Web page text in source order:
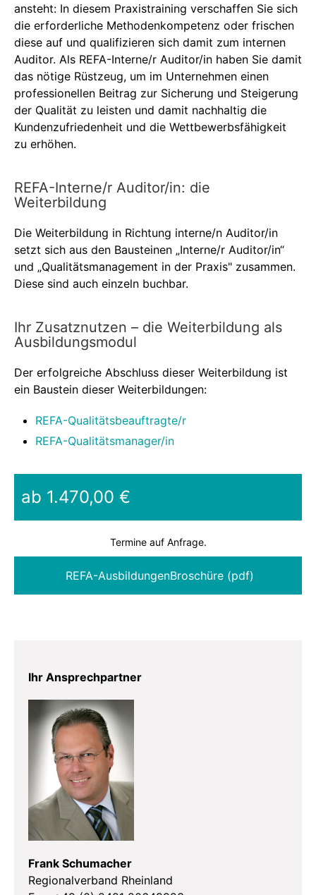
ansteht: In diesem Praxistraining verschaffen Sie sich
die erforderliche Methodenkompetenz oder frischen
diese auf und qualifizieren sich damit zum internen
Auditor. Als REFA-Interne/r Auditor/in haben Sie damit
das nötige Rüstzeug, um im Unternehmen einen
professionellen Beitrag zur Sicherung und Steigerung
der Qualität zu leisten und damit nachhaltig die
Kundenzufriedenheit und die Wettbewerbsfähigkeit
zu erhöhen.
REFA-Interne/r Auditor/in: die
Weiterbildung
Die Weiterbildung in Richtung interne/n Auditor/in
setzt sich aus den Bausteinen „Interne/r Auditor/in“
und „Qualitätsmanagement in der Praxis" zusammen.
Diese sind auch einzeln buchbar.
Ihr Zusatznutzen – die Weiterbildung als
Ausbildungsmodul
Der erfolgreiche Abschluss dieser Weiterbildung ist
ein Baustein dieser Weiterbildungen:
REFA-Qualitätsbeauftragte/r
REFA-Qualitätsmanager/in
ab 1.470,00 €
Termine auf Anfrage.
REFA-AusbildungenBroschüre (pdf)
Ihr Ansprechpartner
Frank Schumacher
Regionalverband Rheinland